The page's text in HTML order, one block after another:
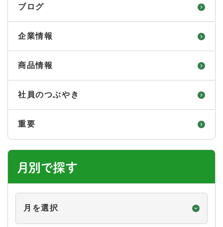
ブログ
企業情報
商品情報
社員のつぶやき
重要
月別で探す